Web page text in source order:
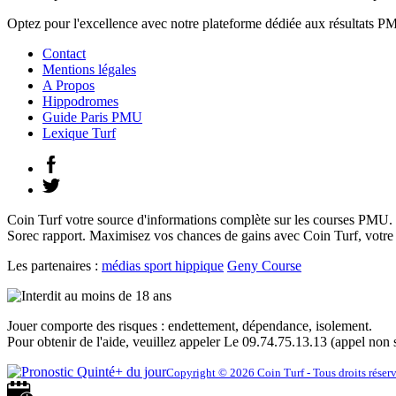
Optez pour l'excellence avec notre plateforme dédiée aux résultats
Contact
Mentions légales
A Propos
Hippodromes
Guide Paris PMU
Lexique Turf
Coin Turf votre source d'informations complète sur les courses
Sorec rapport. Maximisez vos chances de gains avec Coin Turf,
Les partenaires : médias sport hippique Geny Course
Jouer comporte des risques : endettement, dépendance, isolement.
Pour obtenir de l'aide, veuillez appeler Le 09.74.75.13.13 (appel non
Copyright © 2026 Coin Turf - Tous droits